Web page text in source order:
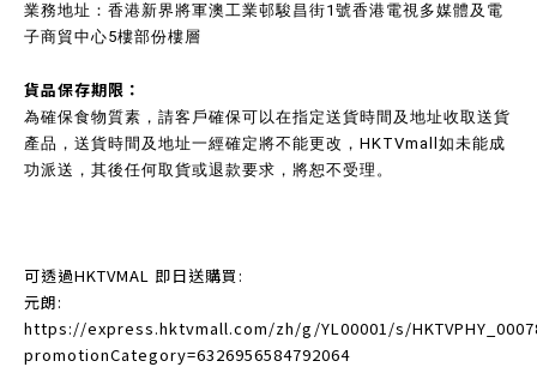
業務地址：香港新界將軍澳工業邨駿昌街1號香港電視多媒體及電
子商貿中心5樓部份樓層
貨品保存期限：
為確保食物質素，請客戶確保可以在指定送貨時間及地址收取送貨
產品，送貨時間及地址一經確定將不能更改，HKTVmall如未能成
功派送，其後任何取貨或退款要求，將恕不受理。
可透過HKTVMAL 即日送購買:
元朗:
https://express.hktvmall.com/zh/g/YL00001/s/
promotionCategory=6326956584792064